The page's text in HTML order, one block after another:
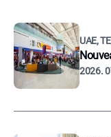
UAE,
2026.